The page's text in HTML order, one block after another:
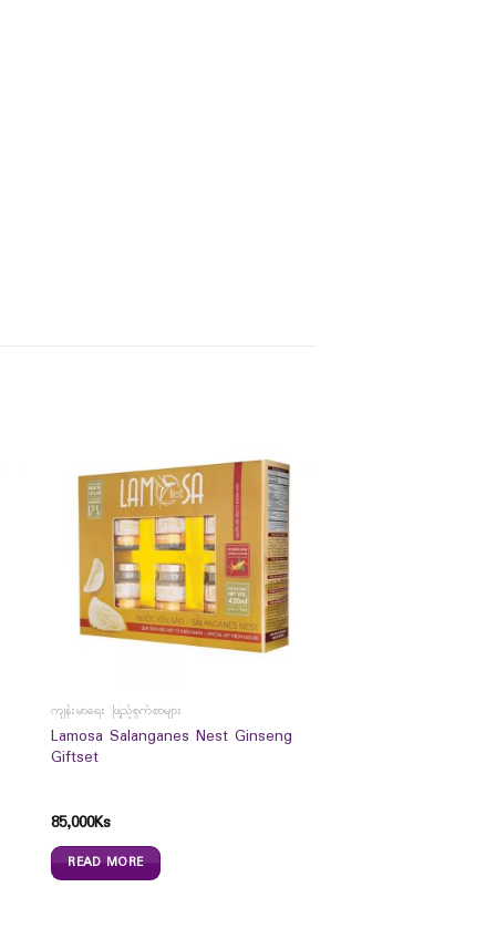
ကျန်းမာရေး ဖြည့်စွက်စာများ
Lamosa Salanganes Nest Ginseng
Giftset
85,000Ks
READ MORE